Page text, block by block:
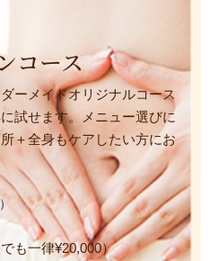
コース
ーメイドオリジナルコース
試せます。メニュー選びに
＋全身もケアしたい方にお
も一律¥20,000）